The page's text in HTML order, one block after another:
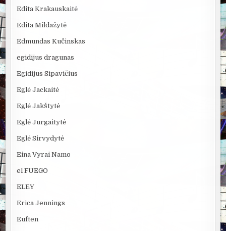
Edita Krakauskaitė
Edita Mildažytė
Edmundas Kučinskas
egidijus dragunas
Egidijus Sipavičius
Eglė Jackaitė
Eglė Jakštytė
Eglė Jurgaitytė
Eglė Sirvydytė
Eina Vyrai Namo
el FUEGO
ELEY
Erica Jennings
Euften